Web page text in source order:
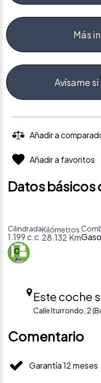
Más
Avísame
Añadir a
Añadir a favoritos
Datos básicos
Cilindrada
1.199 c.c
Kilómetros
28.132 Km
Este coche
Calle Iturrondo, 2
Comentario
Garantía 12 meses